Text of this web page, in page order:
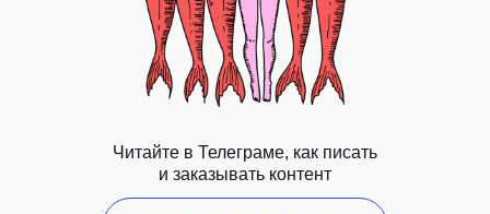
Читайте в Телеграме, как писать
и заказывать контент